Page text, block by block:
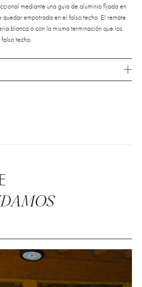
mediante una guía de aluminio fijada en
empotrada en el falso techo. El remate
blanca o con la misma terminación que los
techo.